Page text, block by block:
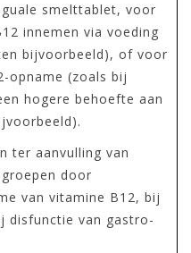
smelttablet, voor
innemen via voeding
bijvoorbeeld), of voor
opname (zoals bij
hogere behoefte aan
ter aanvulling van
door
van vitamine B12, bij
disfunctie van gastro-